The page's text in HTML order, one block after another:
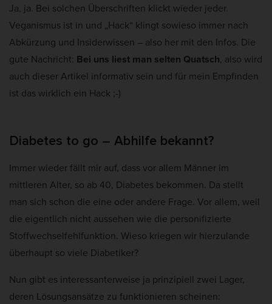
b
l
i
s
h
D
Ja, ja. Bei solchen Überschriften klickt wieder jeder.
Veganismus ist in und „Hack“ klingt sowieso immer nach
Abkürzung und Insiderwissen – also her mit den Infos. Die
gute Nachricht: Bei uns liest man selten Quatsch, also wird
auch dieser Artikel informativ sein und für mein Empfinden
ist das wirklich ein Hack ;-)
Diabetes to go – Abhilfe bekannt?
Immer wieder fällt mir auf, dass vor allem Männer im
mittleren Alter, so ab 40, Diabetes bekommen. Da stellt
man sich schon die eine oder andere Frage. Vor allem, weil
die eigentlich nicht aussehen wie die personifizierte
Stoffwechselfehlfunktion. Wieso kriegen wir hierzulande
überhaupt so viele Diabetiker?
Nun gibt es interessanterweise ja prinzipiell zwei Lager,
deren Lösungsansätze zu funktionieren scheinen:
Essenzielle Cookies ermöglichen grundlegende Funktionen und sind für
Cookie-Informationen anzeigen
Anonyme Statistiken (1)
Statistik-Cookies erfassen Informationen anonym. Diese Informationen
helfen uns zu verstehen, wie unsere Besucher unsere Website nutzen.
um personalisierte Werbung anzuzeigen. Sie tun dies, indem sie Besucher
über Websites hinweg verfolgen.
Cookie-Informationen anzeigen
Externe Medien (2)
Inhalte von Videoplattformen und Social-Media-Plattformen werden
werden, bedarf der Zugriff auf diese Inhalte keiner manuellen Einwilligung
mehr.